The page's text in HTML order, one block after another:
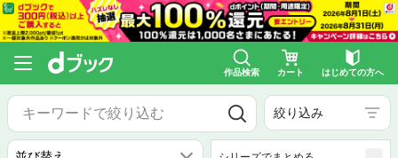
作品検索 カート はじめての方へ
絞り込み